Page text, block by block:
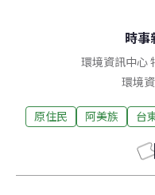
時事
環境資訊中心
環境
原住民 阿美族 台